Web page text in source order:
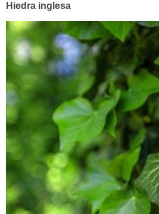
Hiedra inglesa